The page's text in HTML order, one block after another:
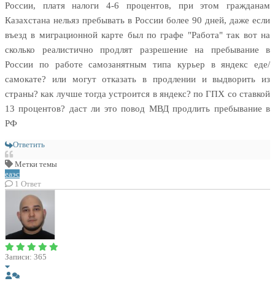
России, платя налоги 4-6 процентов, при этом гражданам
Казахстана нельяз пребывать в России более 90 дней, даже если
въезд в миграционной карте был по графе "Работа" так вот на
сколько реалистично продлят разрешение на пребывание в
России по работе самозанятным типа курьер в яндекс еде/
самокате? или могут отказать в продлении и выдворить из
страны? как лучше тогда устроится в яндекс? по ГПХ cо ставкой
13 процентов? даст ли это повод МВД продлить пребывание в
РФ
Ответить
Метки темы
еаэс
1 Ответ
Записи: 365